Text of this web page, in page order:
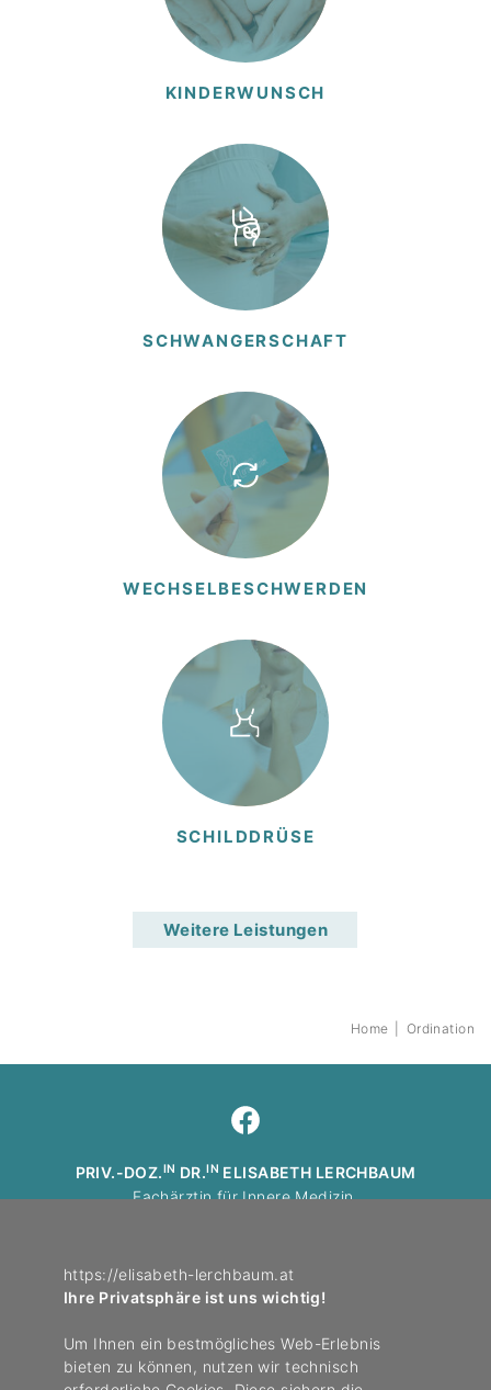
https://elisabeth-lerchbaum.at
Ihre Privatsphäre ist uns wichtig!
Um Ihnen ein bestmögliches Web-Erlebnis
bieten zu können, nutzen wir technisch
KINDER­WUNSCH
SCHWAN­GER­SCHAFT
WECH­SEL­BE­SCHWERDEN
SCHILD­DRÜSE
Weitere Leis­tungen
Home Ordi­na­tion
PRIV.-DOZ. IN DR.IN ELISABETH LERCHBAUM
Fach­ärztin für Innere Medizin,
+43 664 1970618
office@endo­kri­no­lo­gikum-graz.at
Endo­kri­no­lo­gikum Graz – Zentrum für Stoff­wechsel und
Hormone